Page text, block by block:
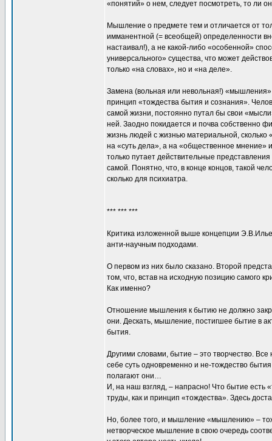
«понятий» о нем, следует посмотреть, то ли
Мышление о предмете тем и отличается от
имманентной (= всеобщей) определенности
настаивал!), а не какой-либо «особенной»
универсального» существа, что может
только «на словах», но и «на деле».
Замена (вольная или невольная!)
принцип «тождества бытия и сознания».
самой жизни, постоянно путал бы свои
ней. Заодно покидается и почва собственно
жизнь людей с жизнью материальной,
на «суть дела», а на «общественное мнение»
только путает действительные
самой. Понятно, что, в конце концов, такой
сколько для психиатра.
*** *** ***
Критика изложенной выше концепции
анти-научным подходами.
О первом из них было сказано. Второй
том, что, встав на исходную позицию самого
Как именно?
Отношение мышления к бытию не должно
они. Дескать, мышление, постигшее бытие в
бытия.
Другими словами, бытие – это творчество.
себе суть одновременно и не-тождество
полагают они…
И, на наш взгляд, – напрасно! Что бытие есть
труды, как и принцип «тождества». Здесь
Но, более того, и мышление «мышлению» –
нетворческое мышление в свою очередь